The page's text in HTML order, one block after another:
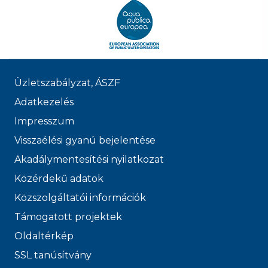
Üzletszabályzat, ÁSZF
Adatkezelés
Impresszum
Visszaélési gyanú bejelentése
Akadálymentesítési nyilatkozat
Közérdekű adatok
Közszolgáltatói információk
Támogatott projektek
Oldaltérkép
SSL tanúsítvány